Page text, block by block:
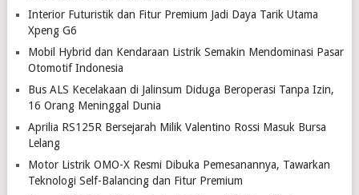
Interior Futuristik dan Fitur Premium Jadi Daya Tarik Utama
Xpeng G6
Mobil Hybrid dan Kendaraan Listrik Semakin Mendominasi Pasar
Otomotif Indonesia
Bus ALS Kecelakaan di Jalinsum Diduga Beroperasi Tanpa Izin,
16 Orang Meninggal Dunia
Aprilia RS125R Bersejarah Milik Valentino Rossi Masuk Bursa
Lelang
Motor Listrik OMO-X Resmi Dibuka Pemesanannya, Tawarkan
Teknologi Self-Balancing dan Fitur Premium